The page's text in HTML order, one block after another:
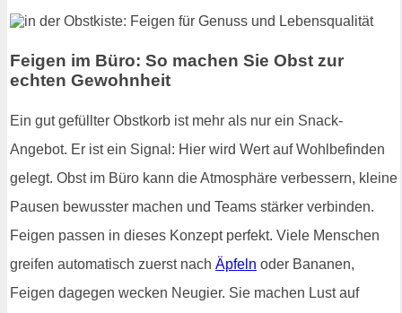
Feigen im Büro: So machen Sie Obst zur
echten Gewohnheit
Ein gut gefüllter Obstkorb ist mehr als nur ein Snack-
Angebot. Er ist ein Signal: Hier wird Wert auf Wohlbefinden
gelegt. Obst im Büro kann die Atmosphäre verbessern, kleine
Pausen bewusster machen und Teams stärker verbinden.
Feigen passen in dieses Konzept perfekt. Viele Menschen
greifen automatisch zuerst nach Äpfeln oder Bananen,
Feigen dagegen wecken Neugier. Sie machen Lust auf